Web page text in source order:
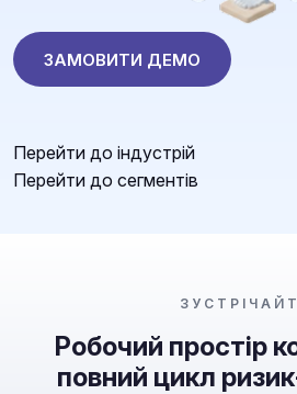
ЗАМОВИТИ ДЕМО
Перейти до індустрій
Перейти до сегментів
Робочий простір
повний цикл